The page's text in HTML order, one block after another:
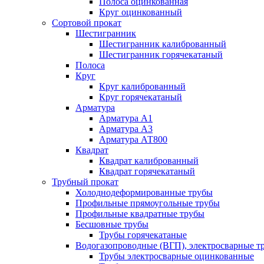
Круг оцинкованный
Сортовой прокат
Шестигранник
Шестигранник калиброванный
Шестигранник горячекатаный
Полоса
Круг
Круг калиброванный
Круг горячекатаный
Арматура
Арматура А1
Арматура А3
Арматура АТ800
Квадрат
Квадрат калиброванный
Квадрат горячекатаный
Трубный прокат
Холоднодеформированные трубы
Профильные прямоугольные трубы
Профильные квадратные трубы
Бесшовные трубы
Трубы горячекатаные
Водогазопроводные (ВГП), электросварные
Трубы электросварные оцинкованные